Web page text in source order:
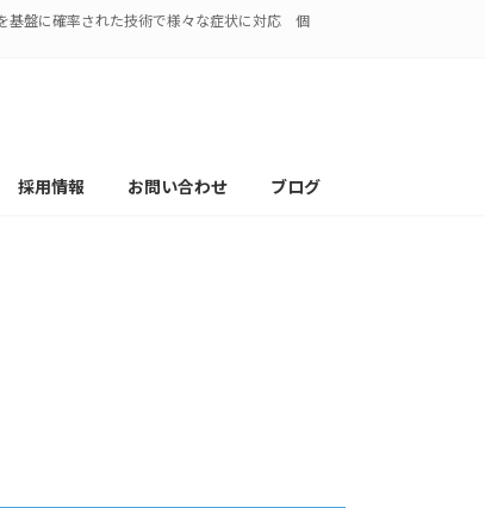
盤に確率された技術で様々な症状に対応 個
採用情報 お問い合わせ ブログ